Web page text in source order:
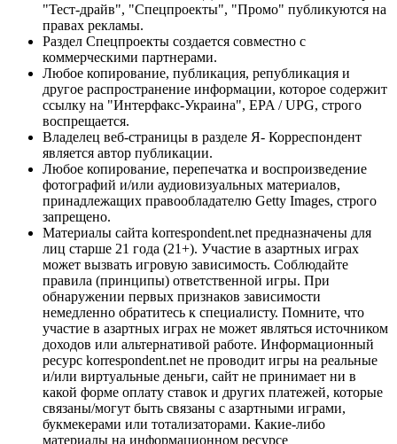
"Тест-драйв", "Спецпроекты", "Промо" публикуются на
правах рекламы.
Раздел Спецпроекты создается совместно с
коммерческими партнерами.
Любое копирование, публикация, републикация и
другое распространение информации, которое содержит
ссылку на "Интерфакс-Украина", EPA / UPG, строго
воспрещается.
Владелец веб-страницы в разделе Я- Корреспондент
является автор публикации.
Любое копирование, перепечатка и воспроизведение
фотографий и/или аудиовизуальных материалов,
принадлежащих правообладателю Getty Images, строго
запрещено.
Материалы сайта korrespondent.net предназначены для
лиц старше 21 года (21+). Участие в азартных играх
может вызвать игровую зависимость. Соблюдайте
правила (принципы) ответственной игры. При
обнаружении первых признаков зависимости
немедленно обратитесь к специалисту. Помните, что
участие в азартных играх не может являться источником
доходов или альтернативой работе. Информационный
ресурс korrespondent.net не проводит игры на реальные
и/или виртуальные деньги, сайт не принимает ни в
какой форме оплату ставок и других платежей, которые
связаны/могут быть связаны с азартными играми,
букмекерами или тотализаторами. Какие-либо
материалы на информационном ресурсе